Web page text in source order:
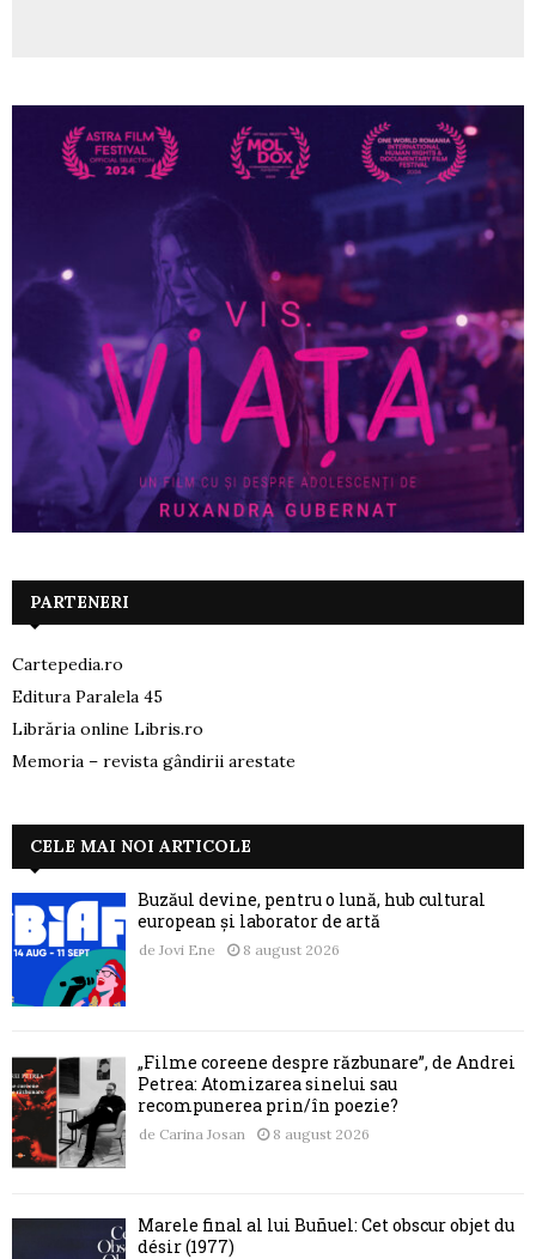
PARTENERI
Cartepedia.ro
Editura Paralela 45
Librăria online Libris.ro
Memoria – revista gândirii arestate
CELE MAI NOI ARTICOLE
Buzăul devine, pentru o lună, hub cultural
european și laborator de artă
de Jovi Ene 8 august 2026
„Filme coreene despre răzbunare”, de Andrei
Petrea: Atomizarea sinelui sau
recompunerea prin/în poezie?
de Carina Josan 8 august 2026
Marele final al lui Buñuel: Cet obscur objet du
désir (1977)